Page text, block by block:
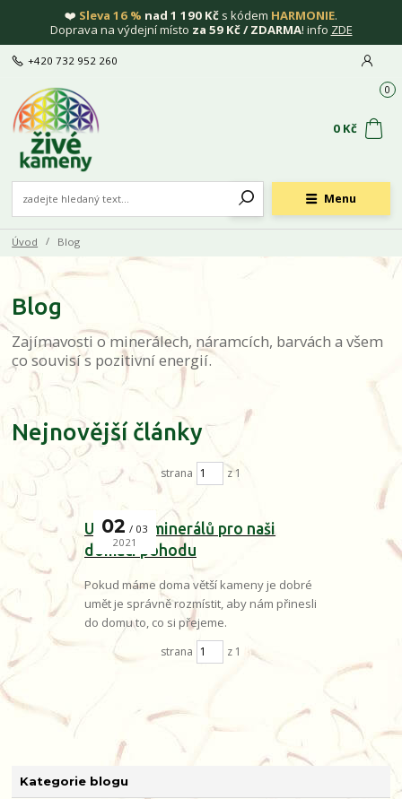
❤️ Sleva 16 % nad 1 190 Kč s kódem HARMONIE.
Doprava na výdejní místo za 59 Kč / ZDARMA! info ZDE
Menu
+420 732 952 260
0
0 Kč
Úvod Blog
Kategorie blogu
Blog
Zajímavosti o minerálech, náramcích, barvách a všem
co souvisí s pozitivní energií.
Nejnovější články
strana z 1
Umístění minerálů pro naši
domácí pohodu
02
03
2021
Pokud máme doma větší kameny je dobré
umět je správně rozmístit, aby nám přinesli
do domu to, co si přejeme.
strana z 1